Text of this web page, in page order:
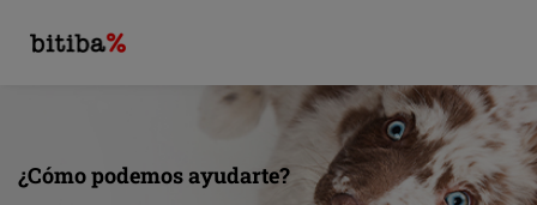
¿Cómo podemos ayudarte?